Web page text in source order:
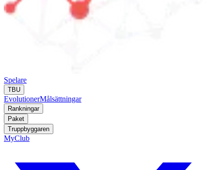
Spelare
TBU
EvolutionerMålsättningar
Rankningar
Paket
Truppbyggaren
MyClub